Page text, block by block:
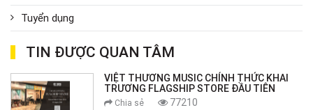
Tuyển dụng
TIN ĐƯỢC QUAN TÂM
VIỆT THƯƠNG MUSIC CHÍNH THỨC KHAI
TRƯƠNG FLAGSHIP STORE ĐẦU TIÊN
Chia sẻ 77210